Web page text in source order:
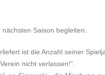
Saison begleiten.
ist die Anzahl seiner
nicht verlassen!“.